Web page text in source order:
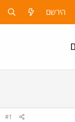
הירשם
#1